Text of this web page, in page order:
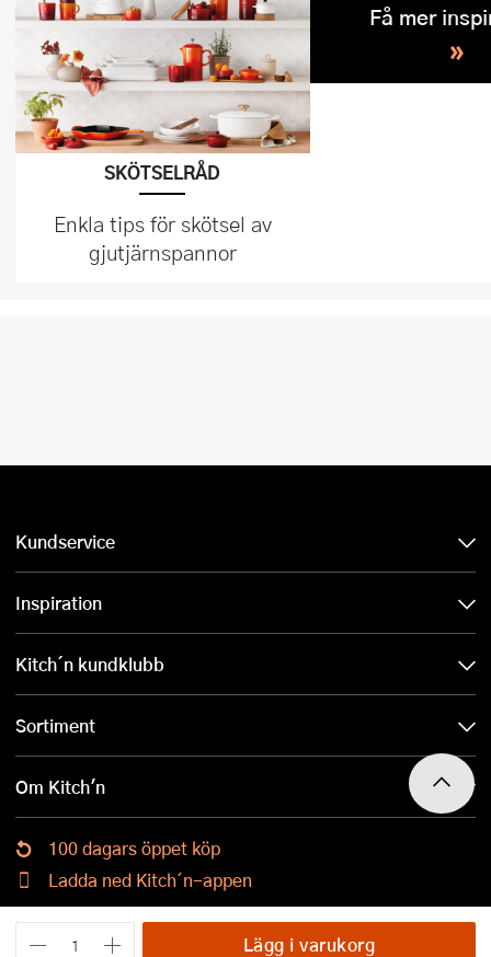
Lägg i varukorg
SKÖTSELRÅD
Enkla tips för skötsel av
gjutjärnspannor
Få mer
»
Kundservice
Inspiration
Kitch´n kundklubb
Sortiment
Om Kitch'n
100 dagars öppet köp
Ladda ned Kitch´n-appen